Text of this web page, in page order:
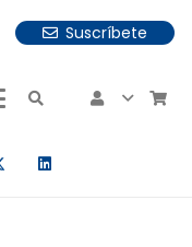
Suscríbete
puedes utilizar las